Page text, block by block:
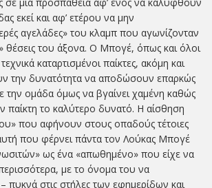
εκεί και αφ’ ετέρου να μην
αγελάδες» του κλαμπ που αγωνίζονταν
θέσεις του άξονα. Ο Μπογέ, όπως και όλοι
καταρτισμένοι παίκτες, ακόμη και
την δυνατότητα να αποδώσουν επαρκώς
την ομάδα όμως να βγαίνει χαμένη καθώς
παίκτη το καλύτερο δυνατό. Η αίσθηση
που αφήνουν στους οπαδούς τέτοιες
αυτή που φέρνει πάντα τον Λούκας Μπογέ
ως ένα «απωθημένο» που είχε να
με το όνομα του να
πυκνά στις στήλες των εφημερίδων και